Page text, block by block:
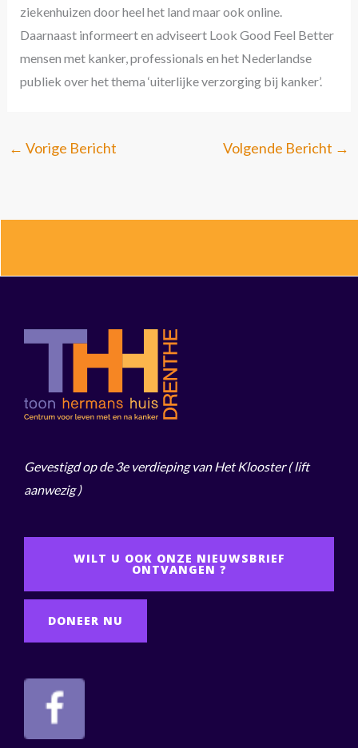
ziekenhuizen door heel het land maar ook online.
Daarnaast informeert en adviseert Look Good Feel Better
mensen met kanker, professionals en het Nederlandse
publiek over het thema ‘uiterlijke verzorging bij kanker’.
← Vorige Bericht Volgende Bericht →
Gevestigd op de 3e verdieping van Het Klooster ( lift
aanwezig )
WILT U OOK ONZE NIEUWSBRIEF
ONTVANGEN ?
DONEER NU